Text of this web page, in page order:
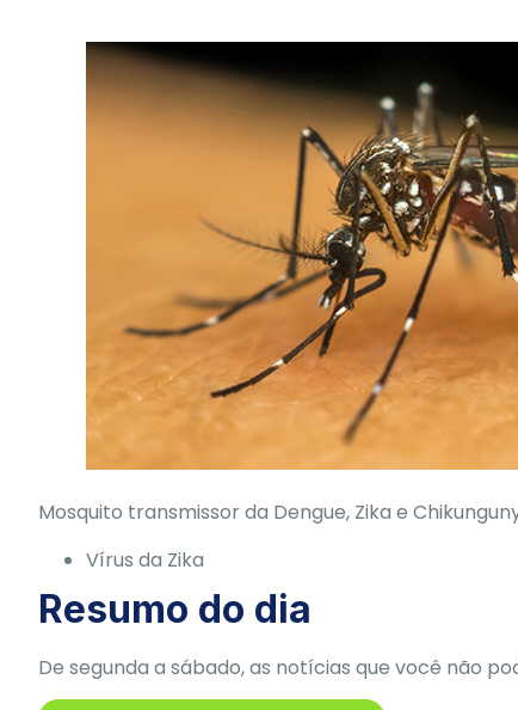
Mosquito transmissor da Dengue, Zika e
Vírus da Zika
Resumo do dia
De segunda a sábado, as notícias que você não